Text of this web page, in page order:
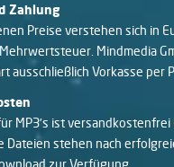
Zahlung
Preise verstehen sich in
Mindmedia
ausschließlich Vorkasse per
MP3’s ist
Dateien stehen nach